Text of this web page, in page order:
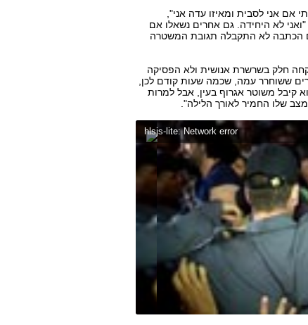
אם אני לסבית ומאיזו עדה אני",
לא היחידה. גם אחרים נשאלו אם
הכתבה לא התקבלה תגובת המשטרה
חלק בשרשרת אנושית ולא הפסיקה
ששוחרר עמה, שכמה שעות קודם לכן,
קיבל משוטר אגרוף בעין, אבל למרות
שלו החמיר לאורך הלילה".
hlsjs-lite: Network error